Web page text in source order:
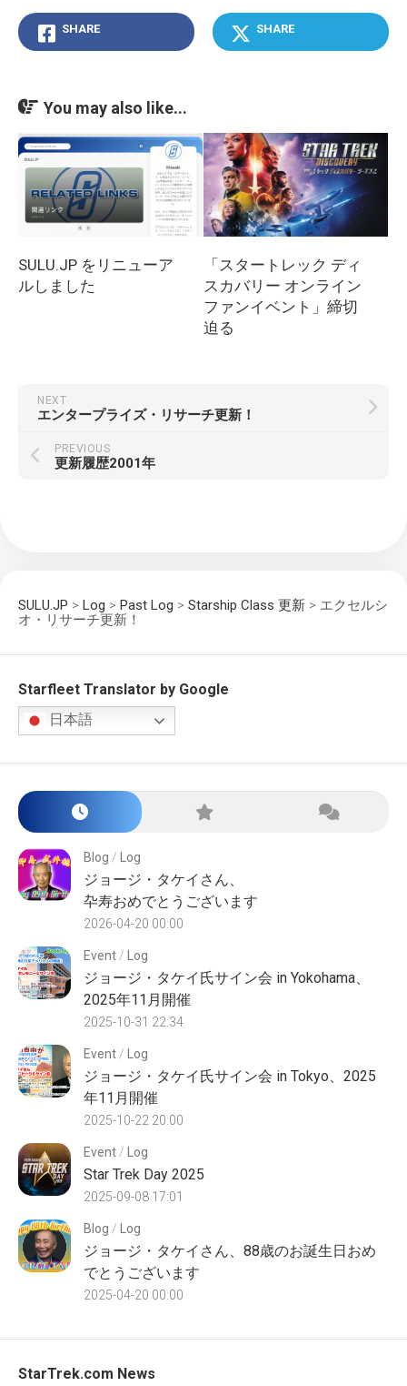
SHARE SHARE
You may also like...
SULU.JP をリニューア
ルしました
「スタートレック ディ
スカバリー オンライン
ファンイベント」締切
迫る
NEXT
エンタープライズ・リサーチ更新！
PREVIOUS
更新履歴2001年
SULU.JP > Log > Past Log > Starship Class 更新 > エクセルシ
オ・リサーチ更新！
Starfleet Translator by Google
日本語
Blog / Log
ジョージ・タケイさん、
卆寿おめでとうございます
2026-04-20 00:00
Event/ Log
ジョージ・タケイ氏サイン会 in Yokohama、
2025年11月開催
2025-10-31 22:34
Event/ Log
ジョージ・タケイ氏サイン会 in Tokyo、2025
年11月開催
2025-10-22 20:00
Event/ Log
Star Trek Day 2025
2025-09-08 17:01
Blog / Log
ジョージ・タケイさん、88歳のお誕生日おめ
でとうございます
2025-04-20 00:00
StarTrek.com News